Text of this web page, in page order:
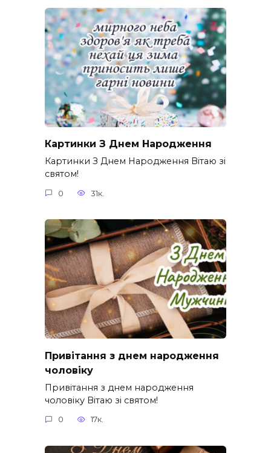
Картинки З Днем Народження
Картинки З Днем Народження Вітаю зі
святом!
0 31к.
Привітання з днем народження
чоловіку
Привітання з днем народження
чоловіку Вітаю зі святом!
0 17к.